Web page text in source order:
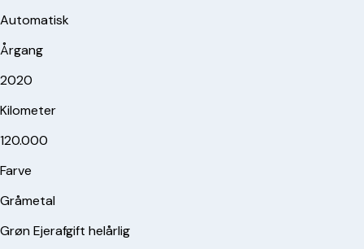
Automatisk
Årgang
2020
Kilometer
120.000
Farve
Gråmetal
Grøn Ejerafgift helårlig